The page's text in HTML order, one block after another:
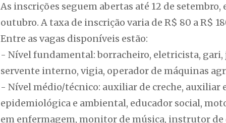
As inscrições seguem abertas até 12 de setembro,
outubro. A taxa de inscrição varia de R$ 80 a R$
Entre as vagas disponíveis estão:
- Nível fundamental: borracheiro, eletricista,
servente interno, vigia, operador de máquinas
- Nível médio/técnico: auxiliar de creche, auxiliar
epidemiológica e ambiental, educador social,
em enfermagem, monitor de música, instrutor de